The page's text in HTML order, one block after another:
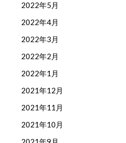
2022年5月
2022年4月
2022年3月
2022年2月
2022年1月
2021年12月
2021年11月
2021年10月